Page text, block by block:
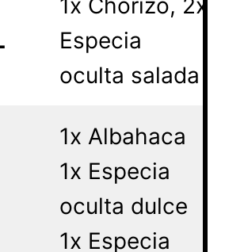
1x Chorizo, 2x
Especia
oculta salada
1x Albahaca
1x Especia
oculta dulce
1x Especia